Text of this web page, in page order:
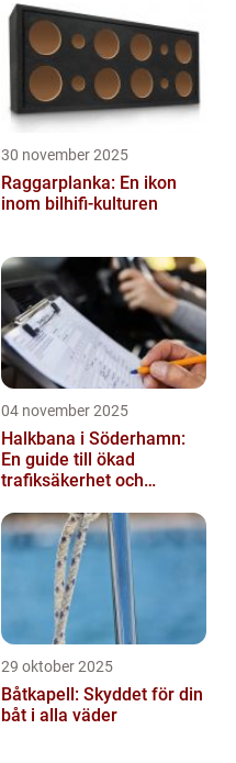
30 november 2025
Raggarplanka: En ikon
inom bilhifi-kulturen
04 november 2025
Halkbana i Söderhamn:
En guide till ökad
trafiksäkerhet och
29 oktober 2025
Båtkapell: Skyddet för din
båt i alla väder